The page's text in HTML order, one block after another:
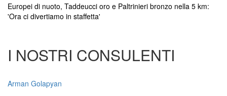
Europei di nuoto, Taddeucci oro e Paltrinieri bronzo nella 5 km:
'Ora ci divertiamo in staffetta'
I NOSTRI CONSULENTI
Arman Golapyan